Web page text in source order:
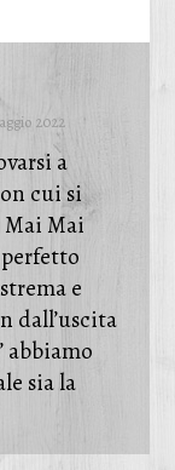
2022
a
cui si
Mai
e
dall’uscita
abbiamo
sia la